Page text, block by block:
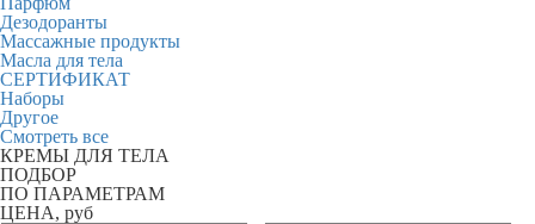
Дезодоранты
Массажные продукты
Масла для тела
СЕРТИФИКАТ
Наборы
Другое
Смотреть все
КРЕМЫ ДЛЯ ТЕЛА
ПОДБОР
ПО ПАРАМЕТРАМ
ЦЕНА, руб